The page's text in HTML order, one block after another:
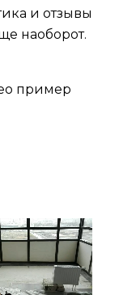
и отзывы
наоборот.
пример